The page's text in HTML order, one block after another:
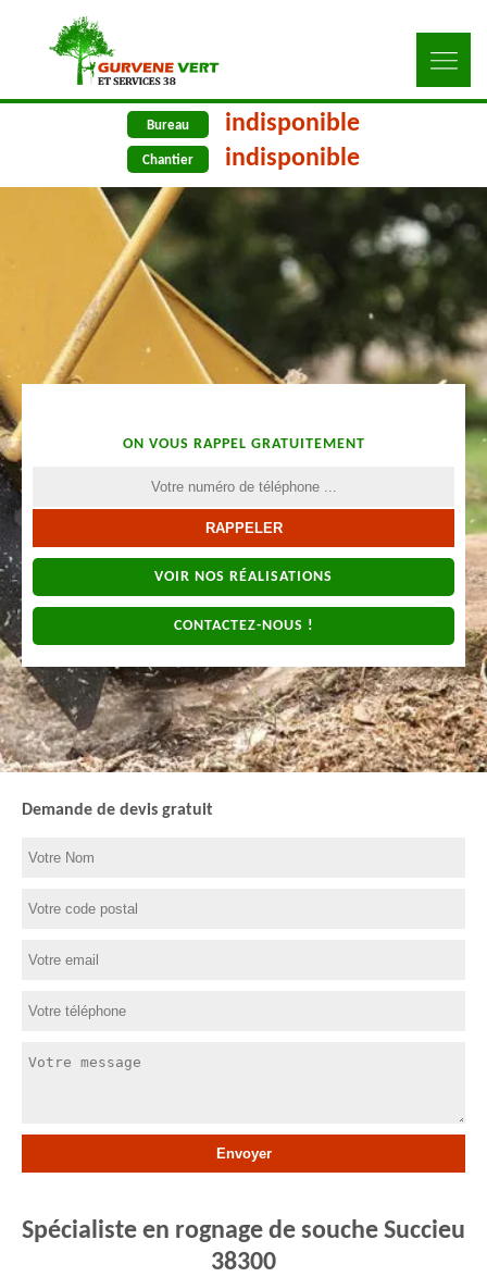
Bureau indisponible
Chantier indisponible
ON VOUS RAPPEL GRATUITEMENT
VOIR NOS RÉALISATIONS
CONTACTEZ-NOUS !
Demande de devis gratuit
Spécialiste en rognage de souche Succieu
38300